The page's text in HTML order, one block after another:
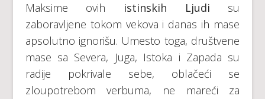
Maksime ovih istinskih Ljudi su
zaboravljene tokom vekova i danas ih mase
apsolutno ignorišu. Umesto toga, društvene
mase sa Severa, Juga, Istoka i Zapada su
radije pokrivale sebe, oblačeći se
zloupotrebom verbuma, ne mareći za